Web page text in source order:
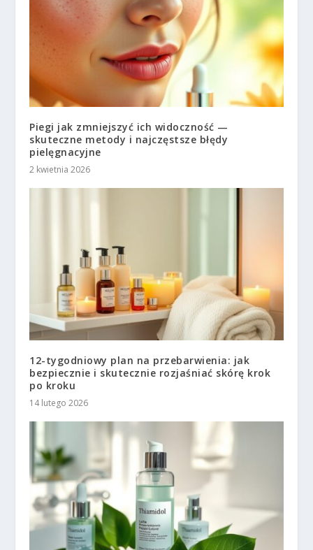
Piegi jak zmniejszyć ich widoczność —
skuteczne metody i najczęstsze błędy
pielęgnacyjne
2 kwietnia 2026
12-tygodniowy plan na przebarwienia: jak
bezpiecznie i skutecznie rozjaśniać skórę krok
po kroku
14 lutego 2026